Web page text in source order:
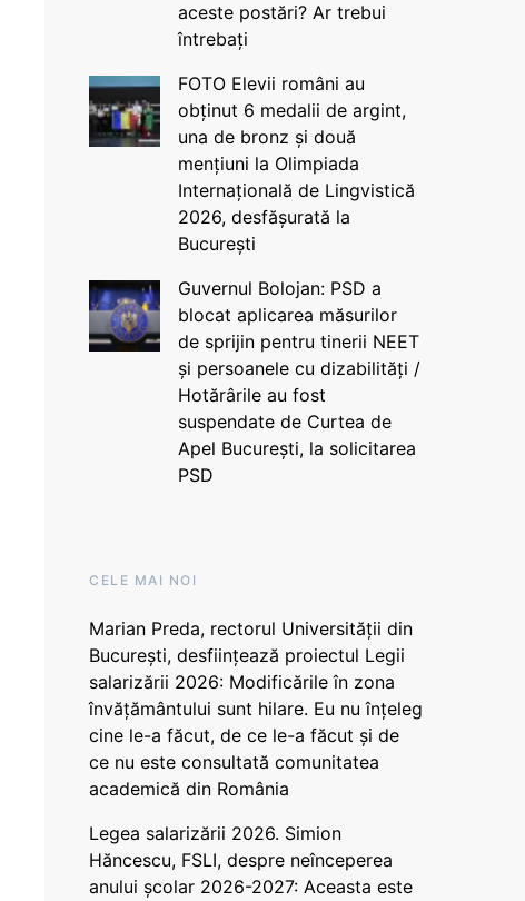
aceste postări? Ar trebui
întrebați
FOTO Elevii români au
obținut 6 medalii de argint,
una de bronz și două
mențiuni la Olimpiada
Internațională de Lingvistică
2026, desfășurată la
București
Guvernul Bolojan: PSD a
blocat aplicarea măsurilor
de sprijin pentru tinerii NEET
și persoanele cu dizabilități /
Hotărârile au fost
suspendate de Curtea de
Apel București, la solicitarea
PSD
CELE MAI NOI
Marian Preda, rectorul Universității din
București, desființează proiectul Legii
salarizării 2026: Modificările în zona
învățământului sunt hilare. Eu nu înțeleg
cine le-a făcut, de ce le-a făcut și de
ce nu este consultată comunitatea
academică din România
Legea salarizării 2026. Simion
Hăncescu, FSLI, despre neînceperea
anului școlar 2026-2027: Aceasta este